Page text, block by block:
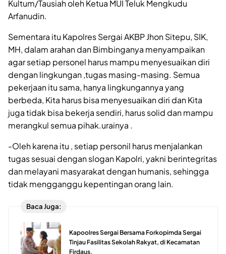
Kultum/Tausiah oleh Ketua MUI Teluk Mengkudu
Arfanudin.
Sementara itu Kapolres Sergai AKBP Jhon Sitepu, SIK,
MH, dalam arahan dan Bimbinganya menyampaikan
agar setiap personel harus mampu menyesuaikan diri
dengan lingkungan ,tugas masing-masing. Semua
pekerjaan itu sama, hanya lingkungannya yang
berbeda, Kita harus bisa menyesuaikan diri dan Kita
juga tidak bisa bekerja sendiri, harus solid dan mampu
merangkul semua pihak.urainya .
-Oleh karena itu , setiap personil harus menjalankan
tugas sesuai dengan slogan Kapolri, yakni berintegritas
dan melayani masyarakat dengan humanis, sehingga
tidak mengganggu kepentingan orang lain.
Baca Juga:
Kapoolres Sergai Bersama Forkopimda Sergai
Tinjau Fasilitas Sekolah Rakyat, di Kecamatan
Firdaus.